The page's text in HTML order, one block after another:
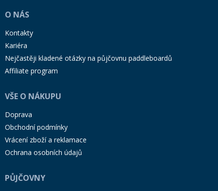
O NÁS
Kontakty
Kariéra
Nejčastěji kladené otázky na půjčovnu paddleboardů
Affiliate program
VŠE O NÁKUPU
Doprava
Obchodní podmínky
Vrácení zboží a reklamace
Ochrana osobních údajů
PŮJČOVNY